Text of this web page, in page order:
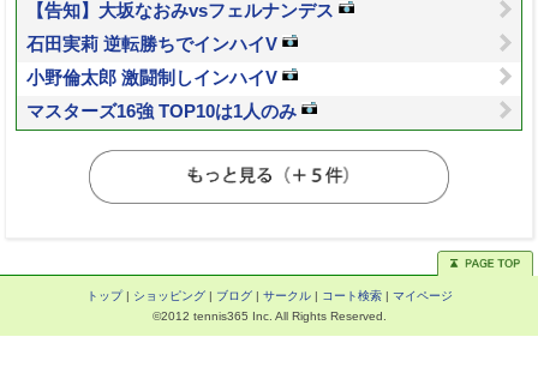
【告知】大坂なおみvsフェルナンデス
石田実莉 逆転勝ちでインハイV
小野倫太郎 激闘制しインハイV
マスターズ16強 TOP10は1人のみ
トップ| ショッピング| ブログ| サークル| コート検索| マイページ
©2012 tennis365 Inc. All Rights Reserved.